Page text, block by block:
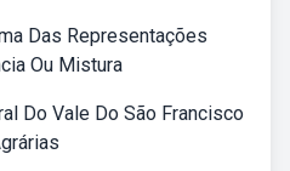
Das Representações
Ou Mistura
Do Vale Do São Francisco